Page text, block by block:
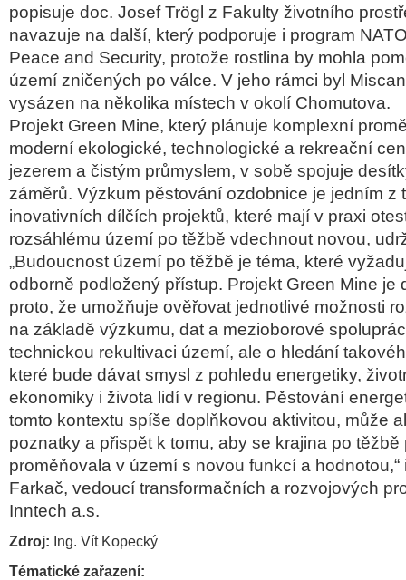
popisuje doc. Josef Trögl z Fakulty životního
navazuje na další, který podporuje i program
Peace and Security, protože rostlina by mohla
území zničených po válce. V jeho rámci byl
vysázen na několika místech v okolí Chomutova.
Projekt Green Mine, který plánuje komplexní
moderní ekologické, technologické a rekreační
jezerem a čistým průmyslem, v sobě spojuje
záměrů. Výzkum pěstování ozdobnice je jedním z
inovativních dílčích projektů, které mají v praxi
rozsáhlému území po těžbě vdechnout novou,
„Budoucnost území po těžbě je téma, které
odborně podložený přístup. Projekt Green Mine je
proto, že umožňuje ověřovat jednotlivé možnosti
na základě výzkumu, dat a mezioborové
technickou rekultivaci území, ale o hledání
které bude dávat smysl z pohledu energetiky,
ekonomiky i života lidí v regionu. Pěstování
tomto kontextu spíše doplňkovou aktivitou, může
poznatky a přispět k tomu, aby se krajina po těžbě
proměňovala v území s novou funkcí a hodnotou,“
Farkač, vedoucí transformačních a rozvojových
Inntech a.s.
Zdroj: Ing. Vít Kopecký
Tématické zařazení: